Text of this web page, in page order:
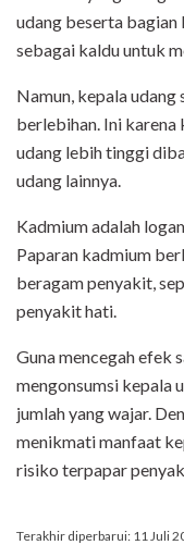
udang beserta
sebagai kaldu untuk
Namun, kepala
berlebihan. Ini karena
udang lebih tinggi
udang lainnya.
Kadmium adalah
Paparan kadmium
beragam penyakit,
penyakit hati.
Guna mencegah efek
mengonsumsi kepala
jumlah yang wajar.
menikmati manfaat
risiko terpapar
Terakhir diperbarui: 11 Juli